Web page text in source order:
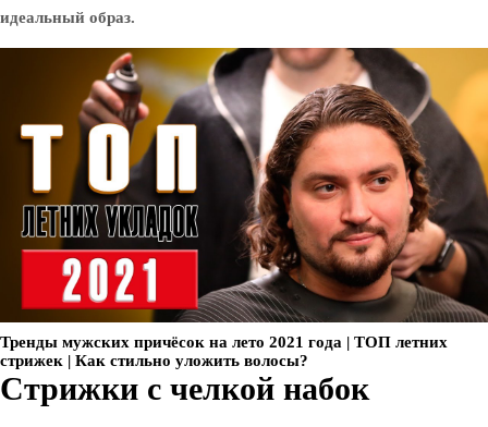
идеальный образ.
Тренды мужских причёсок на лето 2021 года | ТОП летних
стрижек | Как стильно уложить волосы?
Стрижки с челкой набок